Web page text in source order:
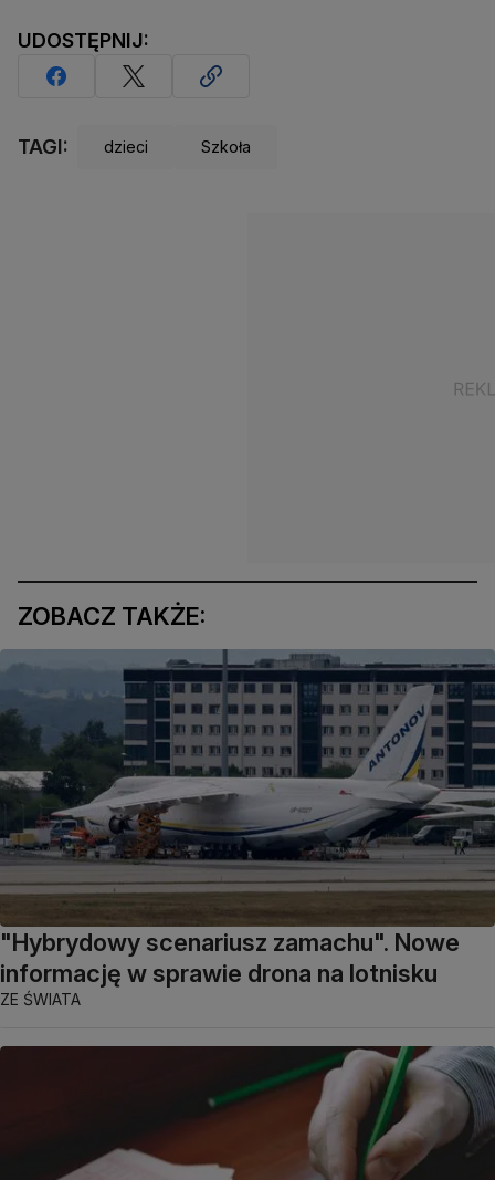
UDOSTĘPNIJ:
TAGI: dzieci Szkoła
ZOBACZ TAKŻE:
"Hybrydowy scenariusz zamachu". Nowe
informację w sprawie drona na lotnisku
ZE ŚWIATA